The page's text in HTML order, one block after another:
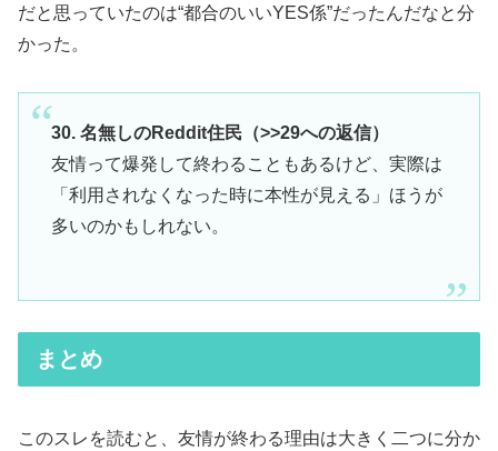
だと思っていたのは“都合のいいYES係”だったんだなと分
かった。
30. 名無しのReddit住民（>>29への返信）
友情って爆発して終わることもあるけど、実際は
「利用されなくなった時に本性が見える」ほうが
多いのかもしれない。
まとめ
このスレを読むと、友情が終わる理由は大きく二つに分か